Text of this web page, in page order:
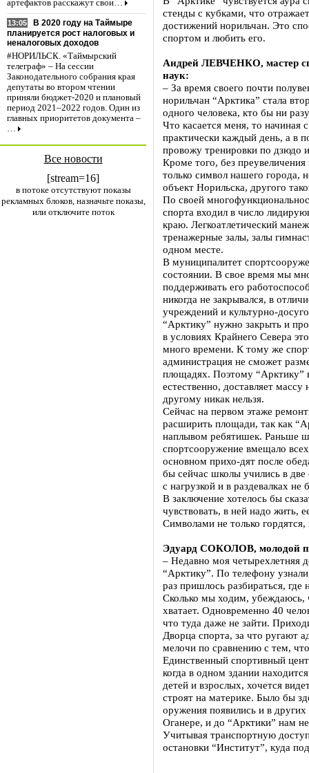
артефактов расскажут свои…
13:05
В 2020 году на Таймыре
планируется рост налоговых и
неналоговых доходов
#НОРИЛЬСК. «Таймырский
телеграф» – На сессии
Законодательного собрания края
депутаты во втором чтении
приняли бюджет-2020 и плановый
период 2021–2022 годов. Один из
главных приоритетов документа –
…
Все новости
[stream=16]
в потоке отсутствуют показы
рекламных блоков, назначьте показы,
или отключите поток
стенды с кубками, что
достижений норильчан. Это
спортом и любить его.
Андрей ЛЕВЧЕНКО, мастер
наук:
– За время своего почти
норильчан “Арктика” стала
одного человека, кто бы ни
Что касается меня, то начиная
практически каждый день, а в
провожу тренировки по дзюдо
Кроме того, без
только символ нашего города,
объект Норильска, другого
По своей
спорта входил в число
краю. Легкоатлетический
тренажерные залы, залы
одном месте.
В муниципалитет
состоянии. В свое время мы
поддерживать его
никогда не закрывался, в
учреждений и культурно-
“Арктику” нужно закрыть и
в условиях Крайнего Севера
много времени. К тому же
администрация не сможет
площадях. Поэтому “Арктику”
естественно, доставляет
другому никак нельзя.
Сейчас на первом этаже
расширить площади, так как
наплывом ребятишек. Раньше
спортсооружение вмещало
основном прихо-дят после
бы сейчас школы учились в
с нагрузкой и в раздевалках
В заключение хотелось бы
чувствовать, в ней надо жить,
Символами не только гордятся,
Эдуард СОКОЛОВ, молодой
– Недавно моя четырехлетняя
“Арктику”. По телефону
раз пришлось разбираться, где
Сколько мы ходим, убеждаюсь,
хватает. Одновременно 40
что туда даже не зайти.
Дворца спорта, за что ругают
мелочи по сравнению с тем,
Единственный спортивный
когда в одном здании
детей и взрослых, хочется
строят на материке. Было бы
оружения появились и в
Оганере, и до “Арктики” нам
Учитывая транспортную
остановки “Институт”, куда